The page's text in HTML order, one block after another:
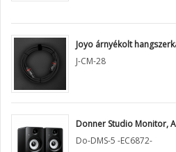
Joyo árnyékolt
J-CM-28
Donner Studio Monitor,
Do-DMS-5 -EC6872-